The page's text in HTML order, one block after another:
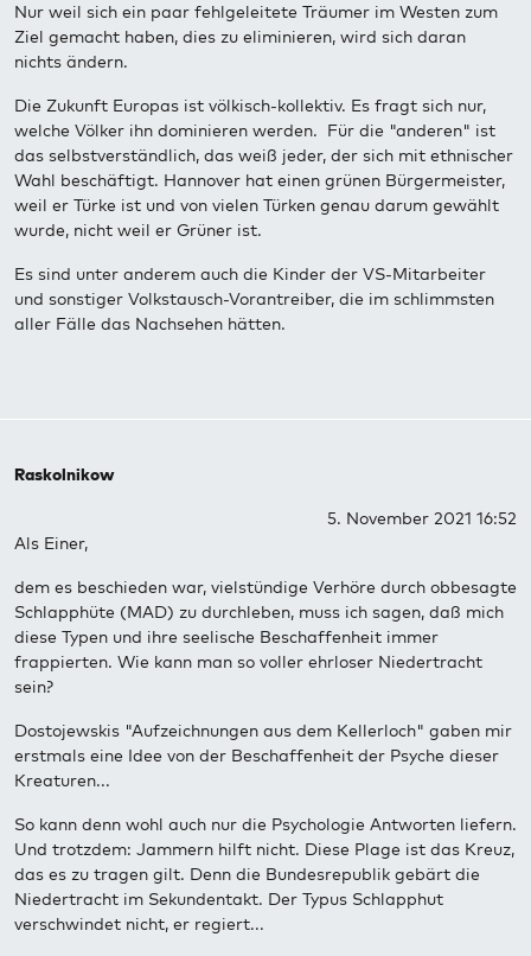
Nur weil sich ein paar fehlgeleitete Träumer im Westen zum
Ziel gemacht haben, dies zu eliminieren, wird sich daran
nichts ändern.
Die Zukunft Europas ist völkisch-kollektiv. Es fragt sich nur,
welche Völker ihn dominieren werden. Für die "anderen" ist
das selbstverständlich, das weiß jeder, der sich mit ethnischer
Wahl beschäftigt. Hannover hat einen grünen Bürgermeister,
weil er Türke ist und von vielen Türken genau darum gewählt
wurde, nicht weil er Grüner ist.
Es sind unter anderem auch die Kinder der VS-Mitarbeiter
und sonstiger Volkstausch-Vorantreiber, die im schlimmsten
aller Fälle das Nachsehen hätten.
Raskolnikow
5. November 2021 16:52
Als Einer,
dem es beschieden war, vielstündige Verhöre durch obbesagte
Schlapphüte (MAD) zu durchleben, muss ich sagen, daß mich
diese Typen und ihre seelische Beschaffenheit immer
frappierten. Wie kann man so voller ehrloser Niedertracht
sein?
Dostojewskis "Aufzeichnungen aus dem Kellerloch" gaben mir
erstmals eine Idee von der Beschaffenheit der Psyche dieser
Kreaturen...
So kann denn wohl auch nur die Psychologie Antworten liefern.
Und trotzdem: Jammern hilft nicht. Diese Plage ist das Kreuz,
das es zu tragen gilt. Denn die Bundesrepublik gebärt die
Niedertracht im Sekundentakt. Der Typus Schlapphut
verschwindet nicht, er regiert...